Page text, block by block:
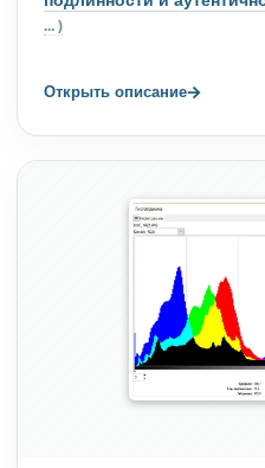
... )
Открыть описание→